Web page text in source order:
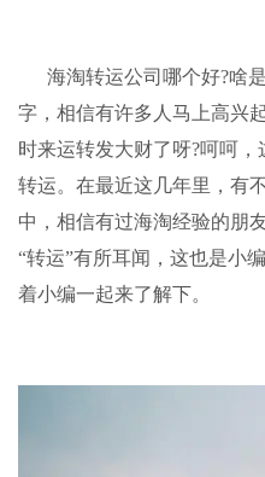
海淘转运公司哪个好?啥是
字，相信有许多人马上高兴
时来运转发大财了呀?呵呵
转运。在最近这几年里，有
中，相信有过海淘经验的
“转运”有所耳闻，这也是小
着小编一起来了解下。